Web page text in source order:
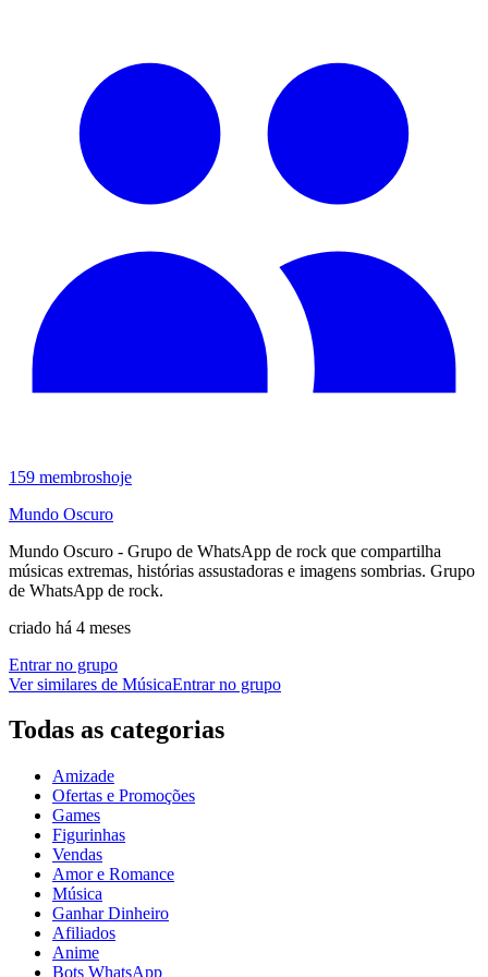
159 membroshoje
Mundo Oscuro
Mundo Oscuro - Grupo de WhatsApp de rock que compartilha
músicas extremas, histórias assustadoras e imagens sombrias. Grupo
de WhatsApp de rock.
criado há 4 meses
Entrar no grupo
Ver similares de MúsicaEntrar no grupo
Todas as categorias
Amizade
Ofertas e Promoções
Games
Figurinhas
Vendas
Amor e Romance
Música
Ganhar Dinheiro
Afiliados
Anime
Bots WhatsApp